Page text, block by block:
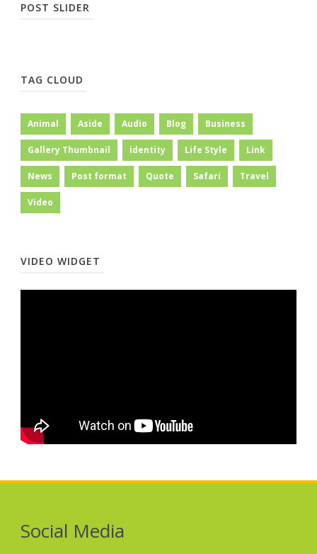
POST SLIDER
TAG CLOUD
Animal Aside Audio Blog Business
Gallery Thumbnail identity Life Style Link
News Post format Quote Safari Travel
Video
VIDEO WIDGET
Social Media